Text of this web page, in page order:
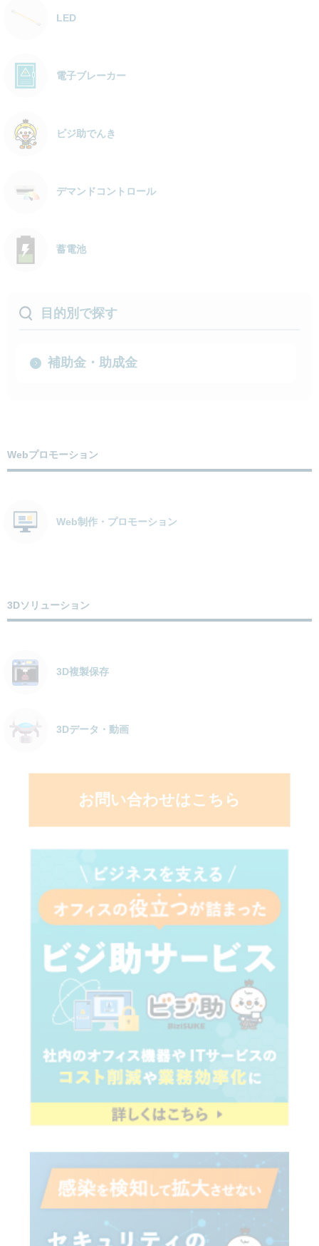
LED
電子ブレーカー
ビジ助でんき
デマンドコントロール
蓄電池
目的別で探す
補助金・助成金
Webプロモーション
Web制作・プロモーション
3Dソリューション
3D複製保存
3Dデータ・動画
お問い合わせはこちら